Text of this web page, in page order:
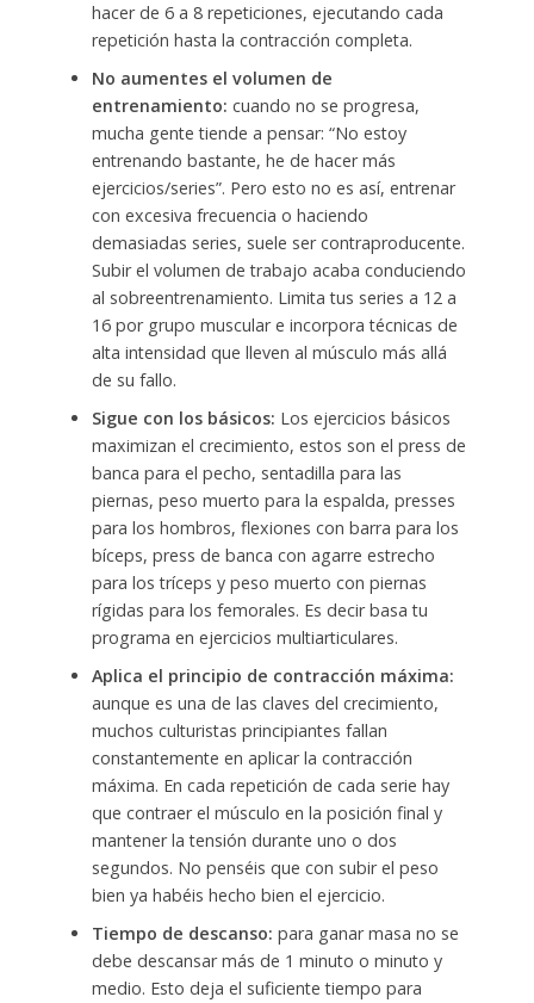
hacer de 6 a 8 repeticiones, ejecutando cada
repetición hasta la contracción completa.
No aumentes el volumen de
entrenamiento: cuando no se progresa,
mucha gente tiende a pensar: “No estoy
entrenando bastante, he de hacer más
ejercicios/series”. Pero esto no es así, entrenar
con excesiva frecuencia o haciendo
demasiadas series, suele ser contraproducente.
Subir el volumen de trabajo acaba conduciendo
al sobreentrenamiento. Limita tus series a 12 a
16 por grupo muscular e incorpora técnicas de
alta intensidad que lleven al músculo más allá
de su fallo.
Sigue con los básicos: Los ejercicios básicos
maximizan el crecimiento, estos son el press de
banca para el pecho, sentadilla para las
piernas, peso muerto para la espalda, presses
para los hombros, flexiones con barra para los
bíceps, press de banca con agarre estrecho
para los tríceps y peso muerto con piernas
rígidas para los femorales. Es decir basa tu
programa en ejercicios multiarticulares.
Aplica el principio de contracción máxima:
aunque es una de las claves del crecimiento,
muchos culturistas principiantes fallan
constantemente en aplicar la contracción
máxima. En cada repetición de cada serie hay
que contraer el músculo en la posición final y
mantener la tensión durante uno o dos
segundos. No penséis que con subir el peso
bien ya habéis hecho bien el ejercicio.
Tiempo de descanso: para ganar masa no se
debe descansar más de 1 minuto o minuto y
medio. Esto deja el suficiente tiempo para